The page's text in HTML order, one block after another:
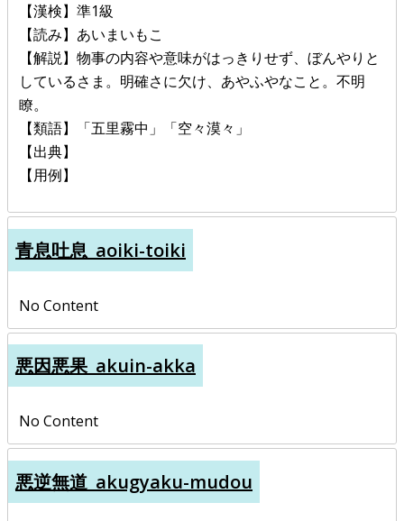
【漢検】準1級
【読み】あいまいもこ
【解説】物事の内容や意味がはっきりせず、ぼんやりと
しているさま。明確さに欠け、あやふやなこと。不明
瞭。
【類語】「五里霧中」「空々漠々」
【出典】
【用例】
青息吐息_aoiki-toiki
No Content
悪因悪果_akuin-akka
No Content
悪逆無道_akugyaku-mudou